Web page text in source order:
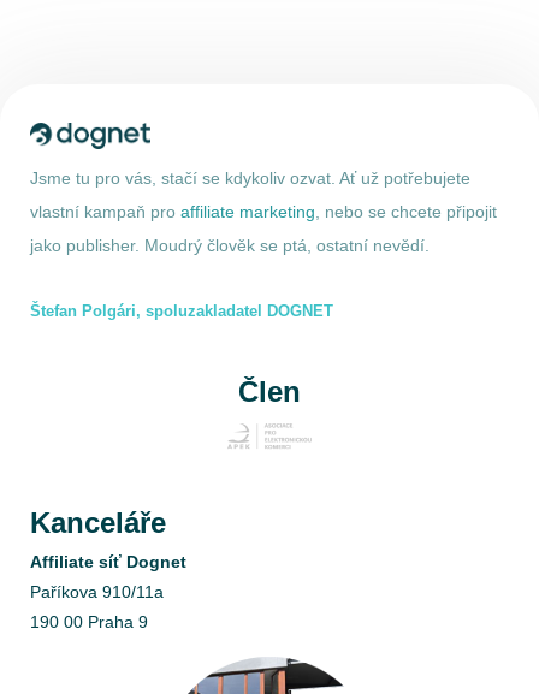
Jsme tu pro vás, stačí se kdykoliv ozvat. Ať už potřebujete
vlastní kampaň pro affiliate marketing , nebo se chcete připojit
jako publisher. Moudrý člověk se ptá, ostatní nevědí.
Štefan Polgári, spoluzakladatel DOGNET
Člen
Kanceláře
Affiliate síť Dognet
Paříkova 910/11a
190 00 Praha 9